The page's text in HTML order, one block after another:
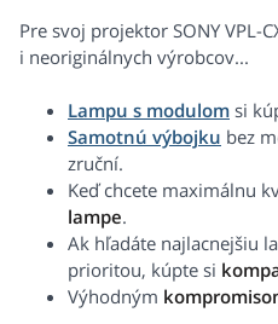
Pre svoj projektor SONY
i neoriginálnych výrobcov...
Lampu s modulom si
Samotnú výbojku bez
zruční.
Keď chcete maximálnu
lampe.
Ak hľadáte najlacnejšiu
prioritou, kúpte si
Výhodným